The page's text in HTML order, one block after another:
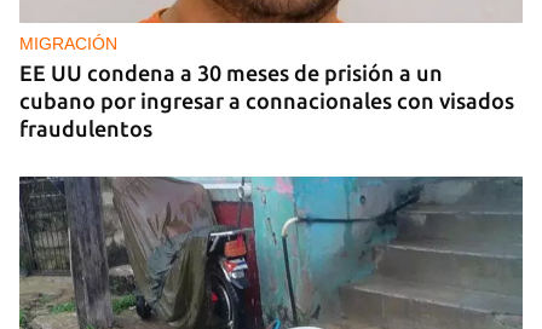
MIGRACIÓN
EE UU condena a 30 meses de prisión a un
cubano por ingresar a connacionales con visados
fraudulentos